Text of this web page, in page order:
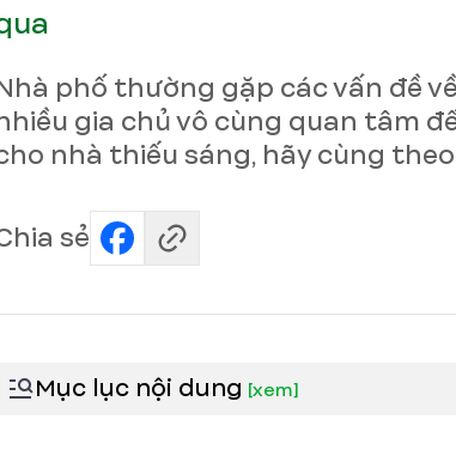
phố thường gặp các vấn đề
gia chủ vô cùng quan tâm
nhà thiếu sáng, hãy cùng
sẻ
Mục lục nội dung [xem]